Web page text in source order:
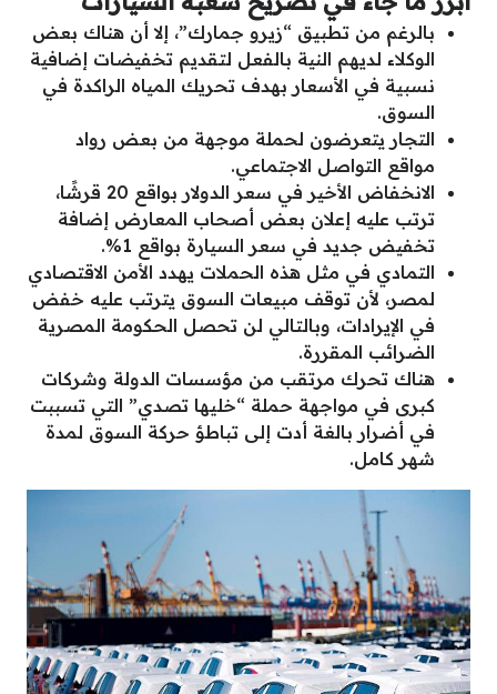
بالرغم من تطبيق “زيرو جمارك”، إلا أن هناك بعض
الوكلاء لديهم النية بالفعل لتقديم تخفيضات إضافية
نسبية في الأسعار بهدف تحريك المياه الراكدة في
السوق.
التجار يتعرضون لحملة موجهة من بعض رواد
مواقع التواصل الاجتماعي.
الانخفاض الأخير في سعر الدولار بواقع 20 قرشًا،
ترتب عليه إعلان بعض أصحاب المعارض إضافة
تخفيض جديد في سعر السيارة بواقع 1%.
التمادي في مثل هذه الحملات يهدد الأمن الاقتصادي
لمصر، لأن توقف مبيعات السوق يترتب عليه خفض
في الإيرادات، وبالتالي لن تحصل الحكومة المصرية
الضرائب المقررة.
هناك تحرك مرتقب من مؤسسات الدولة وشركات
كبرى في مواجهة حملة “خليها تصدي” التي تسببت
في أضرار بالغة أدت إلى تباطؤ حركة السوق لمدة
شهر كامل.